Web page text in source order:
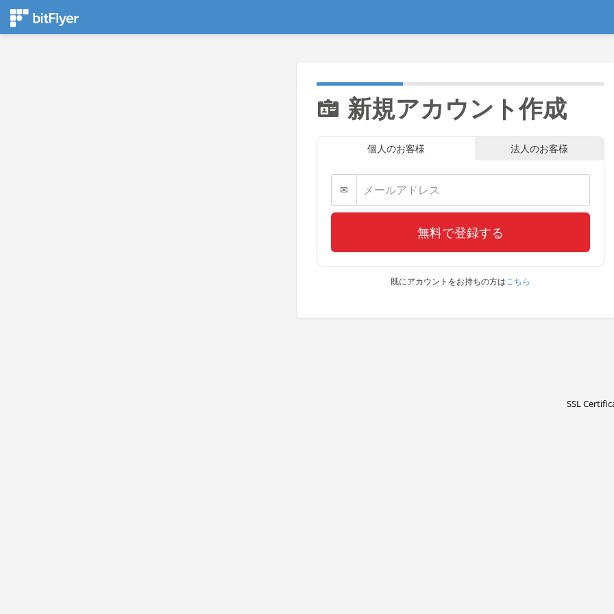
新規アカウント作成
個人のお客様 法人のお客様
✉
無料で登録する
既にアカウントをお持ちの方はこちら
SSL